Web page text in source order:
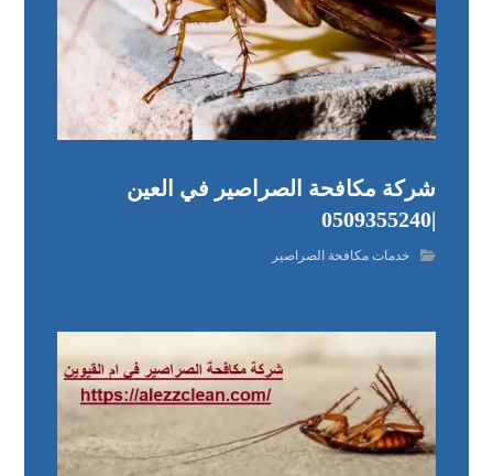
شركة مكافحة الصراصير في العين
|0509355240
خدمات مكافحة الصراصير